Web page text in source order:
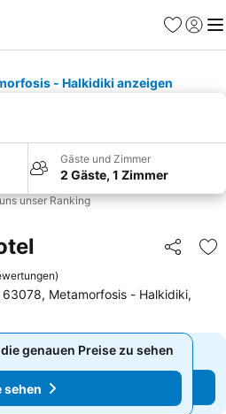
Favoriten
- Halkidiki anzeigen
Gäste und Zimmer
2 Gäste, 1 Zimmer
unser Ranking
Teilen
)
Metamorfosis - Halkidiki,
genauen Preise zu sehen
sehen
genauen Preise zu sehen
sehen